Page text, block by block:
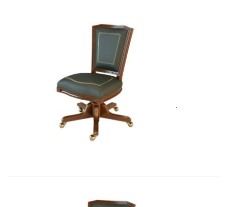
Art&Moble 01005 Кресло вращающе...
3 562,00